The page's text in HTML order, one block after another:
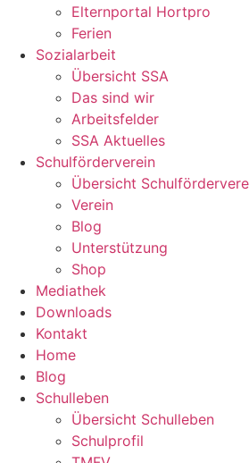
Elternportal Hortpro
Ferien
Sozialarbeit
Übersicht SSA
Das sind wir
Arbeitsfelder
SSA Aktuelles
Schulförderverein
Übersicht
Verein
Blog
Unterstützung
Shop
Mediathek
Downloads
Kontakt
Home
Blog
Schulleben
Übersicht Schulleben
Schulprofil